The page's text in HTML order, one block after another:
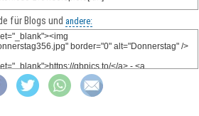
für Blogs und andere: